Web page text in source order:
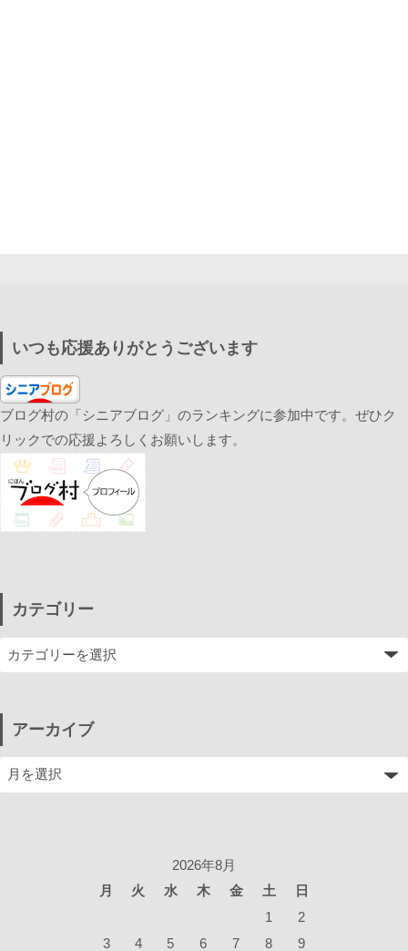
いつも応援ありがとうございます
ブログ村の「シニアブログ」のランキングに参加中です。ぜひク
リックでの応援よろしくお願いします。
カテゴリー
アーカイブ
2026年8月
月
火 水 木 金 土
日
1
2
3
4 5 6 7 8 9